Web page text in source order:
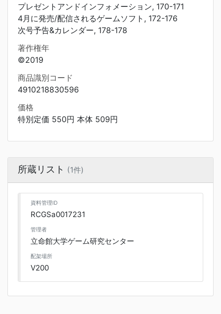
プレゼントアンドインフォメーション, 170-171
4月に発売/配信されるゲームソフト, 172-176
次号予告&カレンダー, 178-178
著作権年
©2019
商品識別コード
4910218830596
価格
特別定価 550円 本体 509円
所蔵リスト (1件)
資料管理ID
RCGSa0017231
管理者
立命館大学ゲーム研究センター
配架場所
V200